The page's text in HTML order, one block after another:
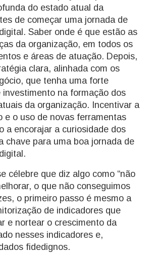
do estado atual da
de começar uma jornada de
Saber onde é que estão as
da organização, em todos os
e áreas de atuação. Depois,
clara, alinhada com os
que tenha uma forte
investimento na formação dos
da organização. Incentivar a
e o uso de novas ferramentas
a encorajar a curiosidade dos
chave para uma boa jornada de
célebre que diz algo como “não
o que não conseguimos
o primeiro passo é mesmo a
de indicadores que
e nortear o crescimento da
nesses indicadores e,
fidedignos.